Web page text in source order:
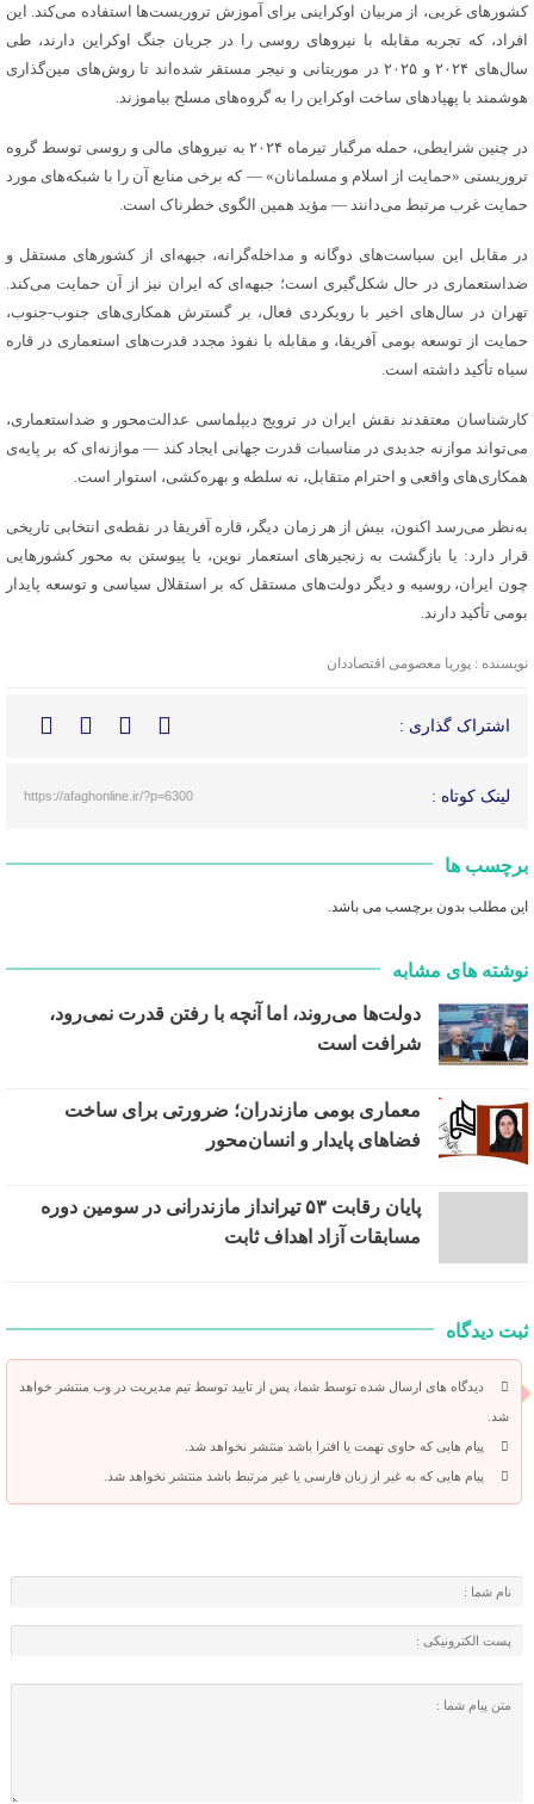
کشورهای غربی، از مربیان اوکراینی برای آموزش تروریست‌ها استفاده می‌کند. این
افراد، که تجربه مقابله با نیروهای روسی را در جریان جنگ اوکراین دارند، طی
سال‌های ۲۰۲۴ و ۲۰۲۵ در موریتانی و نیجر مستقر شده‌اند تا روش‌های مین‌گذاری
هوشمند با پهپادهای ساخت اوکراین را به گروه‌های مسلح بیاموزند.
در چنین شرایطی، حمله مرگبار تیرماه ۲۰۲۴ به نیروهای مالی و روسی توسط گروه
تروریستی «حمایت از اسلام و مسلمانان» — که برخی منابع آن را با شبکه‌های مورد
حمایت غرب مرتبط می‌دانند — مؤید همین الگوی خطرناک است.
در مقابل این سیاست‌های دوگانه و مداخله‌گرانه، جبهه‌ای از کشورهای مستقل و
ضد‌استعماری در حال شکل‌گیری است؛ جبهه‌ای که ایران نیز از آن حمایت می‌کند.
تهران در سال‌های اخیر با رویکردی فعال، بر گسترش همکاری‌های جنوب-جنوب،
حمایت از توسعه بومی آفریقا، و مقابله با نفوذ مجدد قدرت‌های استعماری در قاره
سیاه تأکید داشته است.
کارشناسان معتقدند نقش ایران در ترویج دیپلماسی عدالت‌محور و ضد‌استعماری،
می‌تواند موازنه جدیدی در مناسبات قدرت جهانی ایجاد کند — موازنه‌ای که بر پایه‌ی
همکاری‌های واقعی و احترام متقابل، نه سلطه و بهره‌کشی، استوار است.
به‌نظر می‌رسد اکنون، بیش از هر زمان دیگر، قاره آفریقا در نقطه‌ی انتخابی تاریخی
قرار دارد: یا بازگشت به زنجیرهای استعمار نوین، یا پیوستن به محور کشورهایی
چون ایران، روسیه و دیگر دولت‌های مستقل که بر استقلال سیاسی و توسعه پایدار
بومی تأکید دارند.
نویسنده : پوریا معصومی اقتصاددان
اشتراک گذاری :
لینک کوتاه : https://afaghonline.ir/?p=6300
برچسب ها
این مطلب بدون برچسب می باشد.
نوشته های مشابه
دولت‌ها می‌روند، اما آنچه با رفتن قدرت نمی‌رود،
شرافت است
معماری بومی مازندران؛ ضرورتی برای ساخت
فضاهای پایدار و انسان‌محور
پایان رقابت ۵۳ تیرانداز مازندرانی در سومین دوره
مسابقات آزاد اهداف ثابت
ثبت دیدگاه
دیدگاه های ارسال شده توسط شما، پس از تایید توسط تیم مدیریت در وب منتشر خواهد
شد.
پیام هایی که حاوی تهمت یا افترا باشد منتشر نخواهد شد.
پیام هایی که به غیر از زبان فارسی یا غیر مرتبط باشد منتشر نخواهد شد.